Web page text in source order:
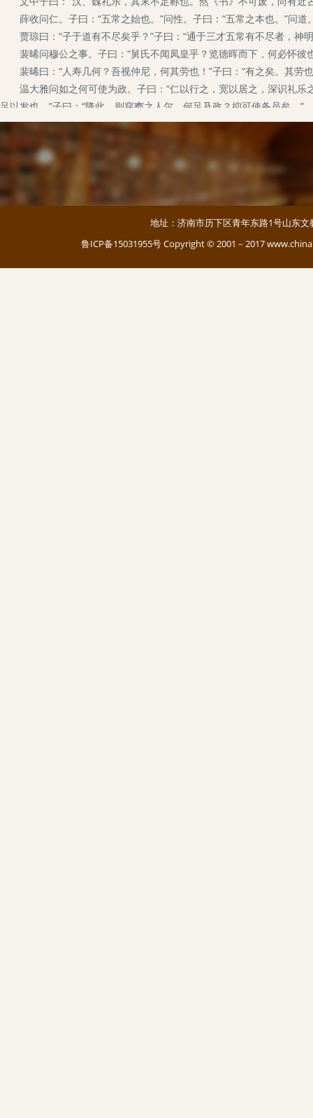
地址：济南市历下区青年东路1号山东
鲁ICP备15031955号Copyright © 2001－2017